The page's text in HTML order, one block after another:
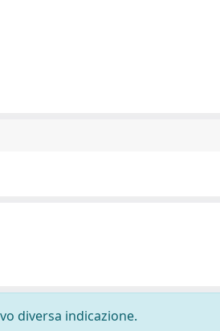
diversa indicazione.